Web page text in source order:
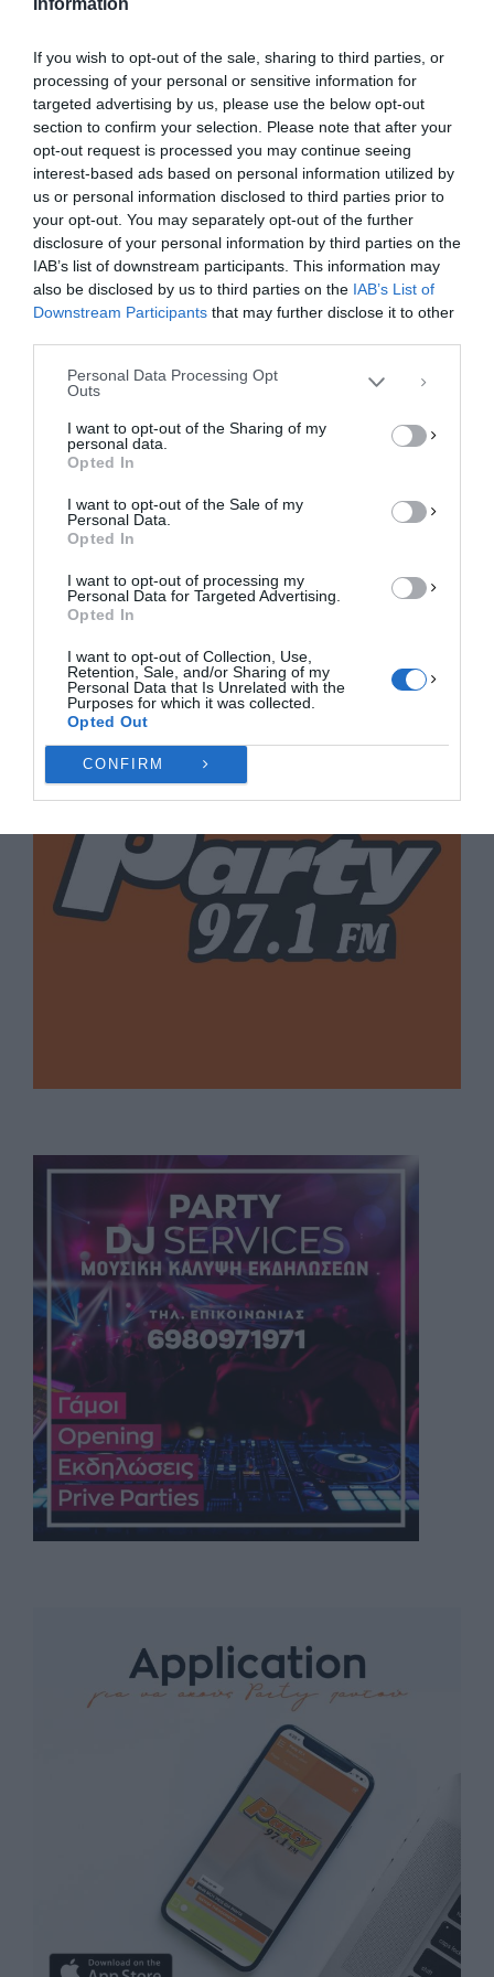
If you wish to opt-out of the sale, sharing to third parties, or
processing of your personal or sensitive information for
targeted advertising by us, please use the below opt-out
section to confirm your selection. Please note that after your
opt-out request is processed you may continue seeing
interest-based ads based on personal information utilized by
us or personal information disclosed to third parties prior to
your opt-out. You may separately opt-out of the further
disclosure of your personal information by third parties on the
IAB’s list of downstream participants. This information may
also be disclosed by us to third parties on the IAB’s List of
Downstream Participants that may further disclose it to other
Personal Data Processing Opt
Outs
I want to opt-out of the Sharing of my
personal data.
Opted In
I want to opt-out of the Sale of my
Personal Data.
Opted In
I want to opt-out of processing my
Personal Data for Targeted Advertising.
Opted In
I want to opt-out of Collection, Use,
Retention, Sale, and/or Sharing of my
Personal Data that Is Unrelated with the
Purposes for which it was collected.
Opted Out
CONFIRM
Διαχείριση Συγκατάθεσης
Για να παρέχουμε την καλύτερη εμπειρία, χρησιμοποιούμε τεχνολογίες όπως
cookies για την αποθήκευση ή/και την πρόσβαση σε πληροφορίες συσκευών.
Η συγκατάθεση για τις εν λόγω τεχνολογίες θα μας επιτρέψει να
επεξεργαστούμε δεδομένα προσωπικού χαρακτήρα, όπως συμπεριφορά
περιήγησης ή μοναδικά αναγνωριστικά σε αυτόν τον ιστότοπο. Η μη
συγκατάθεση ή η ανάκληση της συγκατάθεσης, μπορεί να επηρεάσει
αρνητικά ορισμένες λειτουργίες και δυνατότητες.
ΠΡΟΒΟΛΉ ΠΡΟΤΙΜΉΣΕΩΝ
Πολιτική Cookies
b
o
o
k
d
o
n
σ
τε
ίτ
ε
ΚΆΝΕΤΕ LIKE ΣΤΗ ΣΕΛΊΔΑ ΜΑΣ